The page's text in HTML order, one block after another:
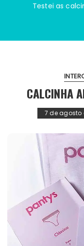
Testei as
CALCINHA
7 de agosto